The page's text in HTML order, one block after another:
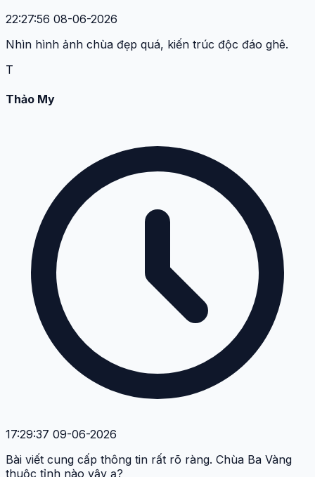
22:27:56 08-06-2026
Nhìn hình ảnh chùa đẹp quá, kiến trúc độc đáo ghê.
T
Thảo My
17:29:37 09-06-2026
Bài viết cung cấp thông tin rất rõ ràng. Chùa Ba Vàng
thuộc tỉnh nào vậy ạ?